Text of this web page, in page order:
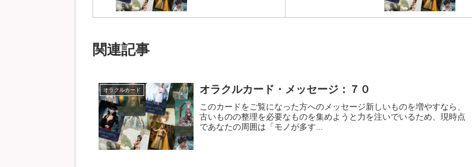
関連記事
オラクルカード オラクルカード・メッセージ：７０
このカードをご覧になった方へのメッセージ新しいものを増やすなら、
古いものの整理を必要なものを集めようと力を注いでいるため、現時点
であなたの周囲は「モノが多す...